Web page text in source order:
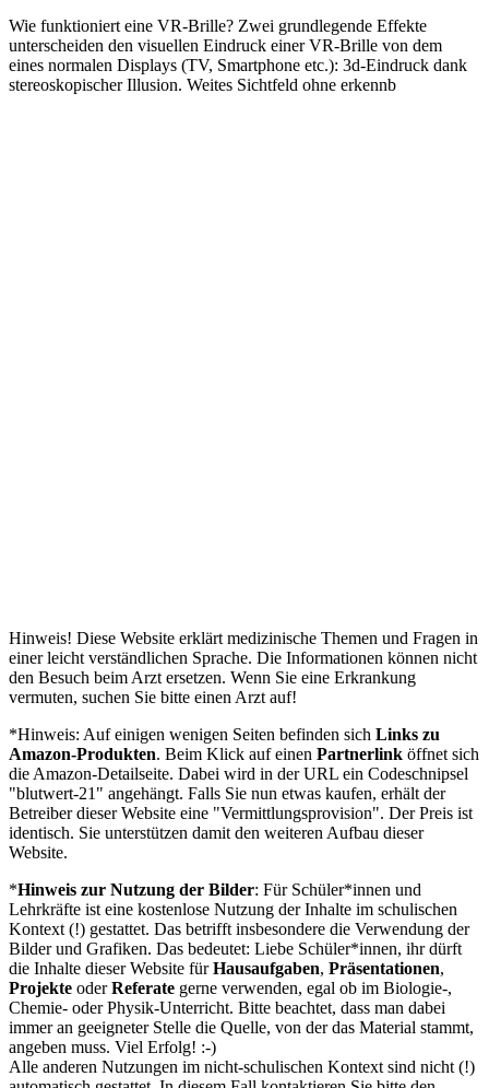
Wie funktioniert eine VR-Brille? Zwei grundlegende Effekte
unterscheiden den visuellen Eindruck einer VR-Brille von dem
eines normalen Displays (TV, Smartphone etc.): 3d-Eindruck dank
stereoskopischer Illusion. Weites Sichtfeld ohne erkennb
Hinweis! Diese Website erklärt medizinische Themen und Fragen in
einer leicht verständlichen Sprache. Die Informationen können nicht
den Besuch beim Arzt ersetzen. Wenn Sie eine Erkrankung
vermuten, suchen Sie bitte einen Arzt auf!
*Hinweis: Auf einigen wenigen Seiten befinden sich Links zu
Amazon-Produkten. Beim Klick auf einen Partnerlink öffnet sich
die Amazon-Detailseite. Dabei wird in der URL ein Codeschnipsel
"blutwert-21" angehängt. Falls Sie nun etwas kaufen, erhält der
Betreiber dieser Website eine "Vermittlungsprovision". Der Preis ist
identisch. Sie unterstützen damit den weiteren Aufbau dieser
Website.
*Hinweis zur Nutzung der Bilder: Für Schüler*innen und
Lehrkräfte ist eine kostenlose Nutzung der Inhalte im schulischen
Kontext (!) gestattet. Das betrifft insbesondere die Verwendung der
Bilder und Grafiken. Das bedeutet: Liebe Schüler*innen, ihr dürft
die Inhalte dieser Website fürHausaufgaben, Präsentationen,
Projekte oderReferate gerne verwenden, egal ob im Biologie-,
Chemie- oder Physik-Unterricht. Bitte beachtet, dass man dabei
immer an geeigneter Stelle die Quelle, von der das Material stammt,
angeben muss. Viel Erfolg! :-)
Alle anderen Nutzungen im nicht-schulischen Kontext sind nicht (!)